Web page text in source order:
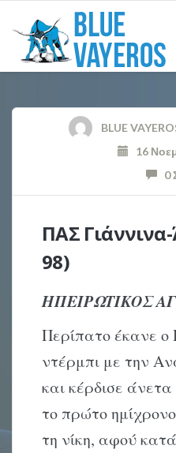
BLUE
16
0
ΠΑΣ
98)
ΗΠΕΙΡΩΤΙΚΟΣ
Περίπατο έκανε ο
ντέρμπι με την
και κέρδισε
το πρώτο
τη νίκη, αφού